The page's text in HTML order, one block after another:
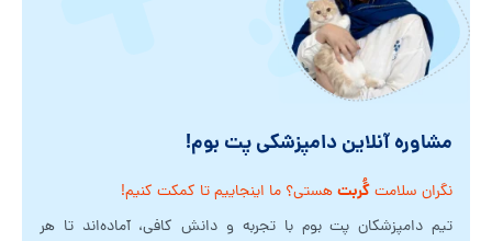
مشاوره آنلاین دامپزشکی پت بوم!
نگران سلامتگُربتهستی؟ ما اینجاییم تا کمکت کنیم!
تیم دامپزشکان پت بوم با تجربه و دانش کافی، آماده‌اند تا هر